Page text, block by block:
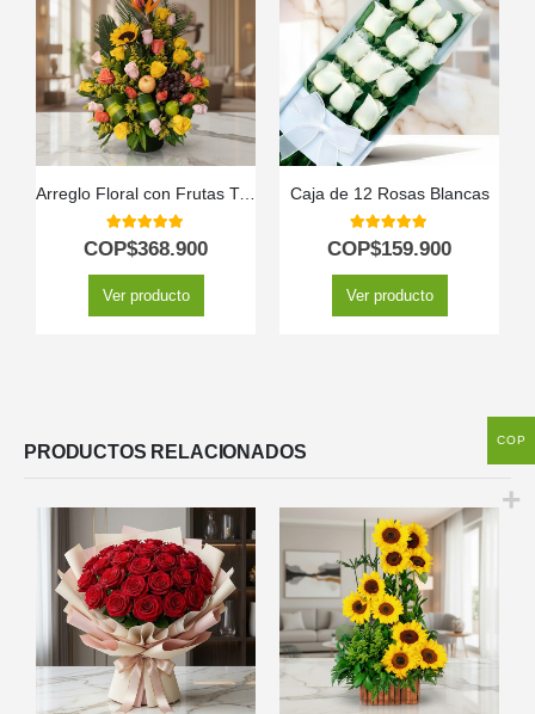
Arreglo Floral con Frutas Tropical
5.00out of 5
COP$368.900
Ver producto
Caja de 12 Rosas Blancas
5.00out of 5
COP$159.900
Ver producto
PRODUCTOS RELACIONADOS
COP